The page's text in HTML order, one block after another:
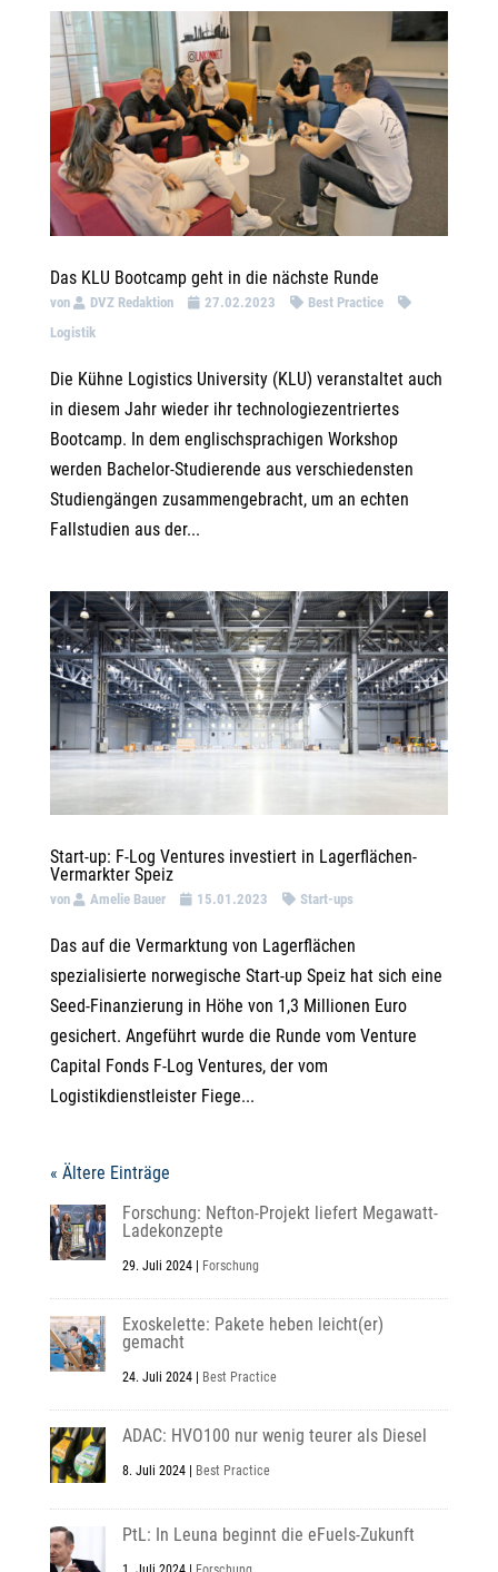
Das KLU Bootcamp geht in die nächste Runde
von DVZ Redaktion 27.02.2023
Best Practice
Logistik
Die Kühne Logistics University (KLU) veranstaltet auch
in diesem Jahr wieder ihr technologiezentriertes
Bootcamp. In dem englischsprachigen Workshop
werden Bachelor-Studierende aus verschiedensten
Studiengängen zusammengebracht, um an echten
Fallstudien aus der...
Start-up: F-Log Ventures investiert in Lagerflächen-
Vermarkter Speiz
von Amelie Bauer 15.01.2023 Start-ups
Das auf die Vermarktung von Lagerflächen
spezialisierte norwegische Start-up Speiz hat sich eine
Seed-Finanzierung in Höhe von 1,3 Millionen Euro
gesichert. Angeführt wurde die Runde vom Venture
Capital Fonds F-Log Ventures, der vom
Logistikdienstleister Fiege...
« Ältere Einträge
Forschung: Nefton-Projekt liefert Megawatt-
Ladekonzepte
29. Juli 2024| Forschung
Exoskelette: Pakete heben leicht(er)
gemacht
24. Juli 2024| Best Practice
ADAC: HVO100 nur wenig teurer als Diesel
8. Juli 2024| Best Practice
PtL: In Leuna beginnt die eFuels-Zukunft